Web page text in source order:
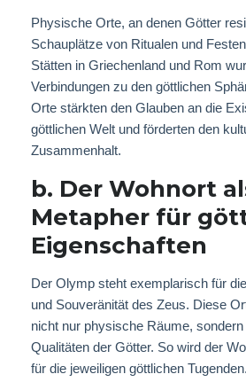
Physische Orte, an denen Götter
Schauplätze von Ritualen und
Stätten in Griechenland und Rom
Verbindungen zu den göttlichen
Orte stärkten den Glauben an die
göttlichen Welt und förderten den
Zusammenhalt.
b. Der Wohnort
Metapher für
Eigenschaften
Der Olymp steht exemplarisch für
und Souveränität des Zeus. Diese
nicht nur physische Räume,
Qualitäten der Götter. So wird der
für die jeweiligen göttlichen Tugenden.